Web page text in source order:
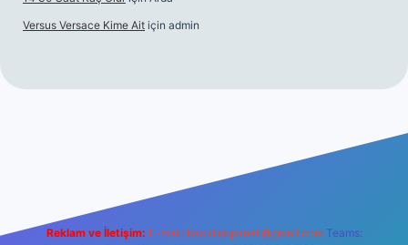
Versus Versace Kime Ait için admin
Reklam ve İletişim: E-mail: backlinkpaneli@gmail.com Teams: